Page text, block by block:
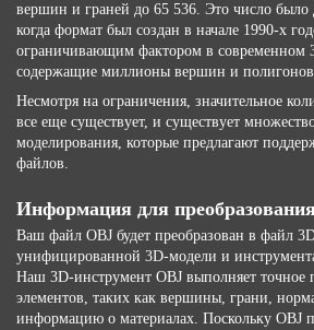
вершин и граней до 65 536. Это число было
когда формат был создан в начале 1990-х
ограничивающим фактором в современном
содержащие миллионы вершин и
Несмотря на ограничения, значительное
все еще существует, и существует
моделирования, которые предлагают
файлов.
Информация для
Ваш файл OBJ будет преобразован в файл
унифицированной 3D-модели и
Наш 3D-инструмент OBJ выполняет точное
элементов, таких как вершины, грани,
информацию о материалах. Поскольку OBJ